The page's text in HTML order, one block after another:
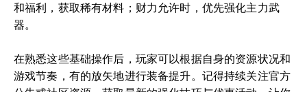
和福利，获取稀有材料；财力允许时，优先强化主力武
器。
在熟悉这些基础操作后，玩家可以根据自身的资源状况和
游戏节奏，有的放矢地进行装备提升。记得持续关注官方